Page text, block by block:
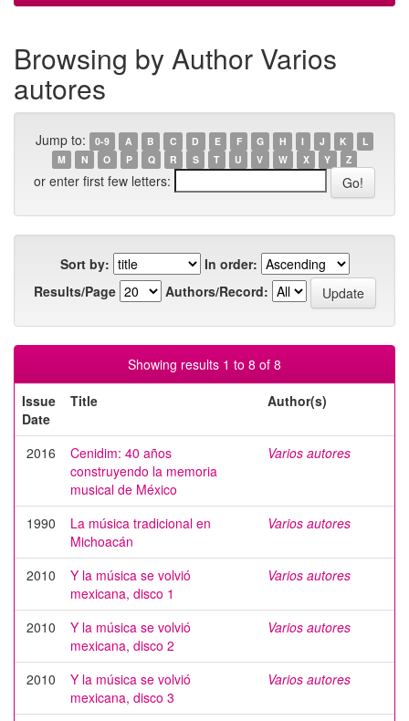
Browsing by Author Varios
autores
Jump to: 0-9 A B C D E F G H I J K
L
M
N O P Q R S T U V W X Y Z
or enter first few letters:
Sort by:
In order:
Results/Page
Authors/Record:
Showing results 1 to 8 of 8
Issue
Date
Title Author(s)
2016
Cenidim: 40 años
construyendo la memoria
musical de México
Varios autores
1990
La música tradicional en
Michoacán
Varios autores
2010
Y la música se volvió
mexicana, disco 1
Varios autores
2010
Y la música se volvió
mexicana, disco 2
Varios autores
2010
Y la música se volvió
mexicana, disco 3
Varios autores